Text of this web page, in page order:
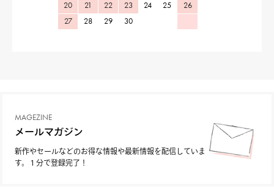
20
21 22 23 24 25
26
27
28 29 30
MAGEZINE
メールマガジン
新作やセールなどのお得な情報や最新情報を配信していま
す。１分で登録完了！